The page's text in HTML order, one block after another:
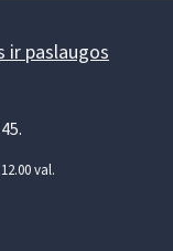
ir paslaugos
val.